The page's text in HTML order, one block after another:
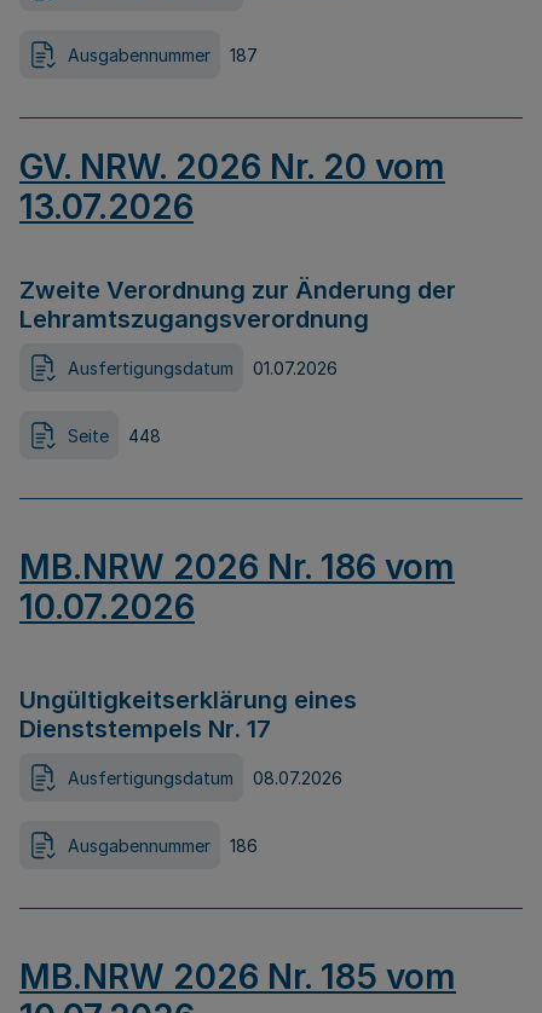
Ausgabennummer 187
GV. NRW. 2026 Nr. 20 vom
13.07.2026
Zweite Verordnung zur Änderung der
Lehramtszugangsverordnung
Ausfertigungsdatum 01.07.2026
Seite 448
MB.NRW 2026 Nr. 186 vom
10.07.2026
Ungültigkeitserklärung eines
Dienststempels Nr. 17
Ausfertigungsdatum 08.07.2026
Ausgabennummer 186
MB.NRW 2026 Nr. 185 vom